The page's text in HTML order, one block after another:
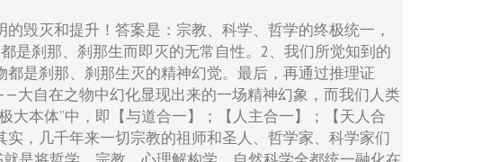
毁灭和提升！答案是：宗教、科学、哲学的终极统一，
是刹那、刹那生而即灭的无常自性。2、我们所觉知到的
是刹那、刹那生灭的精神幻觉。最后，再通过推理证
大自在之物中幻化显现出来的一场精神幻象，而我们人类
大本体”中，即【与道合一】；【人主合一】；【天人合
，几千年来一切宗教的祖师和圣人、哲学家、科学家们